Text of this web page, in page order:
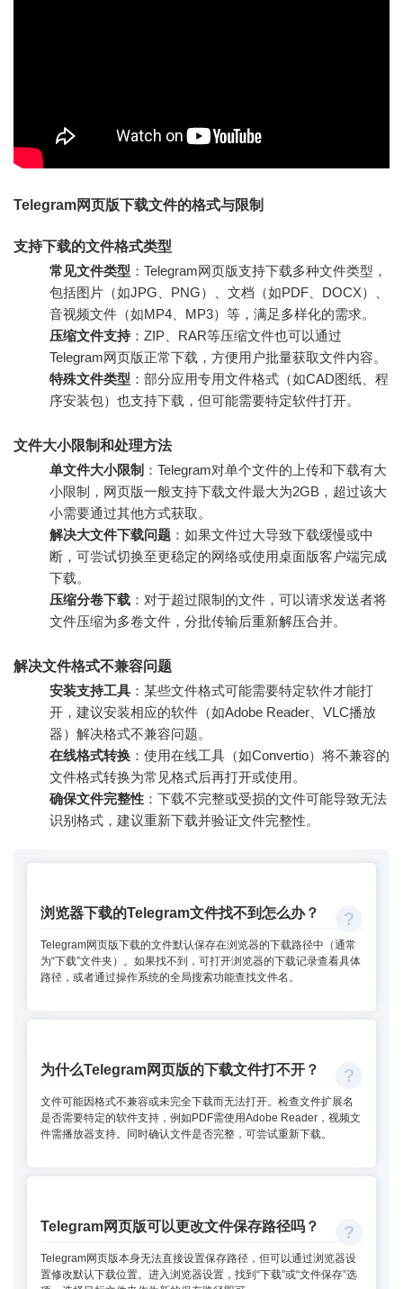
Telegram网页版下载文件的格式与限制
支持下载的文件格式类型
常见文件类型 ：Telegram网页版支持下载多种文件类型，
包括图片（如JPG、PNG）、文档（如PDF、DOCX）、
音视频文件（如MP4、MP3）等，满足多样化的需求。
压缩文件支持：ZIP、RAR等压缩文件也可以通过
Telegram网页版正常下载，方便用户批量获取文件内容。
特殊文件类型 ：部分应用专用文件格式（如CAD图纸、程
序安装包）也支持下载，但可能需要特定软件打开。
文件大小限制和处理方法
单文件大小限制 ：Telegram对单个文件的上传和下载有大
小限制，网页版一般支持下载文件最大为2GB，超过该大
小需要通过其他方式获取。
解决大文件下载问题 ：如果文件过大导致下载缓慢或中
断，可尝试切换至更稳定的网络或使用桌面版客户端完成
下载。
压缩分卷下载 ：对于超过限制的文件，可以请求发送者将
文件压缩为多卷文件，分批传输后重新解压合并。
解决文件格式不兼容问题
安装支持工具 ：某些文件格式可能需要特定软件才能打
开，建议安装相应的软件（如Adobe Reader、VLC播放
器）解决格式不兼容问题。
在线格式转换 ：使用在线工具（如Convertio）将不兼容的
文件格式转换为常见格式后再打开或使用。
确保文件完整性 ：下载不完整或受损的文件可能导致无法
识别格式，建议重新下载并验证文件完整性。
浏览器下载的Telegram文件找不到怎么办？
Telegram网页版下载的文件默认保存在浏览器的下载路径中（通常
为“下载”文件夹）。如果找不到，可打开浏览器的下载记录查看具体
路径，或者通过操作系统的全局搜索功能查找文件名。
为什么Telegram网页版的下载文件打不开？
文件可能因格式不兼容或未完全下载而无法打开。检查文件扩展名
是否需要特定的软件支持，例如PDF需使用Adobe Reader，视频文
件需播放器支持。同时确认文件是否完整，可尝试重新下载。
Telegram网页版可以更改文件保存路径吗？
Telegram网页版本身无法直接设置保存路径，但可以通过浏览器设
置修改默认下载位置。进入浏览器设置，找到“下载”或“文件保存”选